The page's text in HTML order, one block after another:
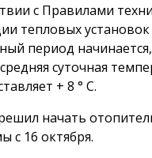
с Правилами
тепловых установок
период
суточная
+ 8 ° С.
начать
с 16 октября.